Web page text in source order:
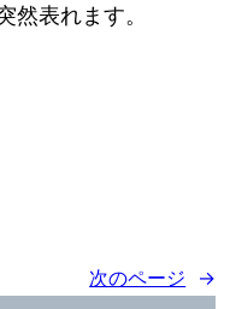
然表れます。
次のページ →